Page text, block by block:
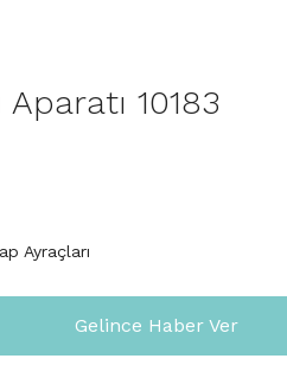
10183
Ayraçları
Gelince Haber Ver